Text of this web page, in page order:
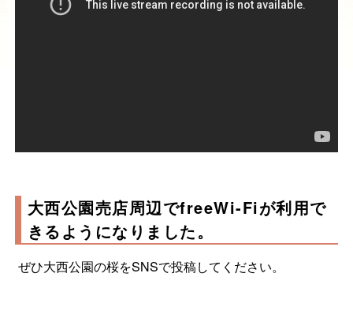
大西公園売店周辺でfreeWi-Fiが利用で
きるようになりました。
ぜひ大西公園の桜をSNSで投稿してください。